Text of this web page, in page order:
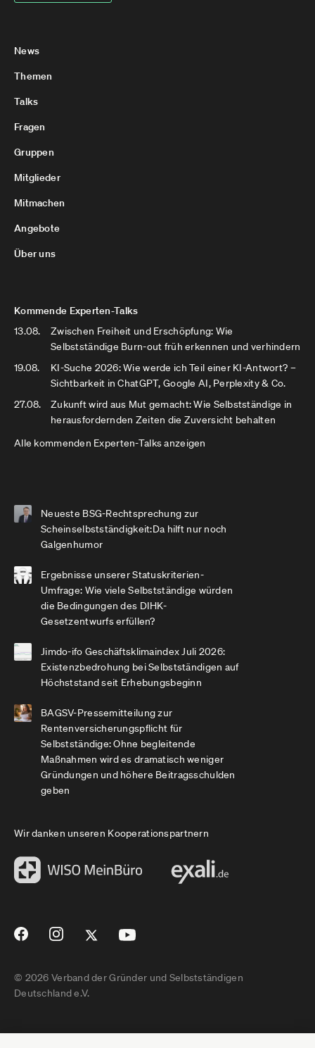
News
Themen
Talks
Fragen
Gruppen
Mitglieder
Mitmachen
Angebote
Über uns
Kommende Experten-Talks
13.08.
Zwischen Freiheit und Erschöpfung: Wie
Selbstständige Burn-out früh erkennen und verhindern
19.08.
KI-Suche 2026: Wie werde ich Teil einer KI-Antwort? –
Sichtbarkeit in ChatGPT, Google AI, Perplexity & Co.
27.08.
Zukunft wird aus Mut gemacht: Wie Selbstständige in
herausfordernden Zeiten die Zuversicht behalten
Alle kommenden Experten-Talks anzeigen
Neueste BSG-Rechtsprechung zur
Scheinselbstständigkeit:Da hilft nur noch
Galgenhumor
Ergebnisse unserer Statuskriterien-
Umfrage: Wie viele Selbstständige würden
die Bedingungen des DIHK-
Gesetzentwurfs erfüllen?
Jimdo-ifo Geschäftsklimaindex Juli 2026:
Existenzbedrohung bei Selbstständigen auf
Höchststand seit Erhebungsbeginn
BAGSV-Pressemitteilung zur
Rentenversicherungspflicht für
Selbstständige: Ohne begleitende
Maßnahmen wird es dramatisch weniger
Gründungen und höhere Beitragsschulden
geben
Wir danken unseren Kooperationspartnern
© 2026 Verband der Gründer und Selbstständigen
Deutschland e.V.
Impressum